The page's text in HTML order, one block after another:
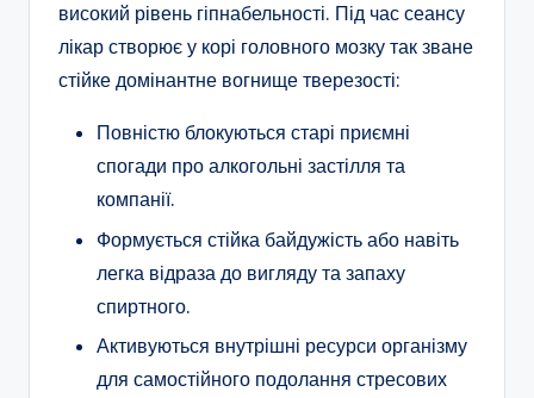
високий рівень гіпнабельності. Під час сеансу
лікар створює у корі головного мозку так зване
стійке домінантне вогнище тверезості:
Повністю блокуються старі приємні
спогади про алкогольні застілля та
компанії.
Формується стійка байдужість або навіть
легка відраза до вигляду та запаху
спиртного.
Активуються внутрішні ресурси організму
для самостійного подолання стресових